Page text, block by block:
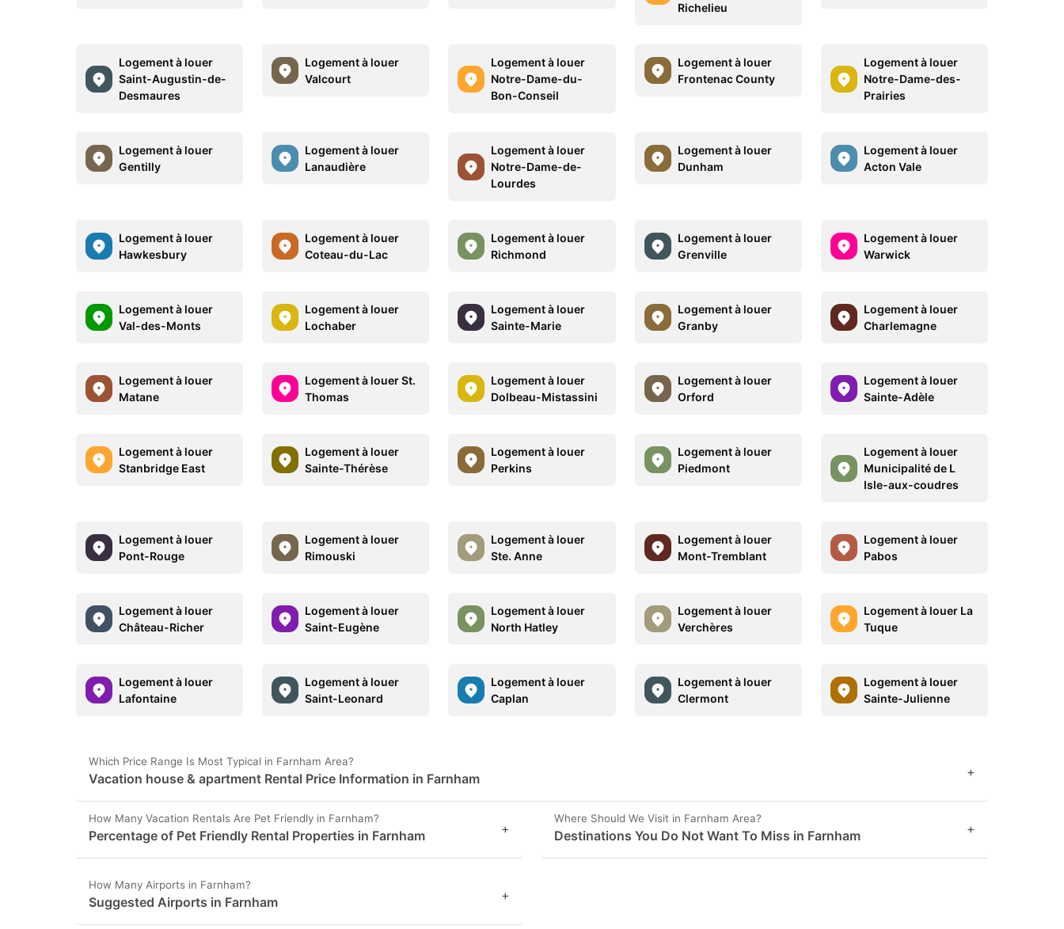
Richelieu
Logement à louer
Saint-Augustin-de-
Desmaures
Logement à louer
Valcourt
Logement à louer
Notre-Dame-du-
Bon-Conseil
Logement à louer
Frontenac County
Logement à louer
Notre-Dame-des-
Prairies
Logement à louer
Gentilly
Logement à louer
Lanaudière
Logement à louer
Notre-Dame-de-
Lourdes
Logement à louer
Dunham
Logement à louer
Acton Vale
Logement à louer
Hawkesbury
Logement à louer
Coteau-du-Lac
Logement à louer
Richmond
Logement à louer
Grenville
Logement à louer
Warwick
Logement à louer
Val-des-Monts
Logement à louer
Lochaber
Logement à louer
Sainte-Marie
Logement à louer
Granby
Logement à louer
Charlemagne
Logement à louer
Matane
Logement à louer St.
Thomas
Logement à louer
Dolbeau-Mistassini
Logement à louer
Orford
Logement à louer
Sainte-Adèle
Logement à louer
Stanbridge East
Logement à louer
Sainte-Thérèse
Logement à louer
Perkins
Logement à louer
Piedmont
Logement à louer
Municipalité de L
Isle-aux-coudres
Logement à louer
Pont-Rouge
Logement à louer
Rimouski
Logement à louer
Ste. Anne
Logement à louer
Mont-Tremblant
Logement à louer
Pabos
Logement à louer
Château-Richer
Logement à louer
Saint-Eugène
Logement à louer
North Hatley
Logement à louer
Verchères
Logement à louer La
Tuque
Logement à louer
Lafontaine
Logement à louer
Saint-Leonard
Logement à louer
Caplan
Logement à louer
Clermont
Logement à louer
Sainte-Julienne
Which Price Range Is Most Typical in Farnham Area?
Vacation house & apartment Rental Price Information in Farnham +
How Many Vacation Rentals Are Pet Friendly in Farnham?
Percentage of Pet Friendly Rental Properties in Farnham +
Where Should We Visit in Farnham Area?
Destinations You Do Not Want To Miss in Farnham +
How Many Airports in Farnham?
Suggested Airports in Farnham +